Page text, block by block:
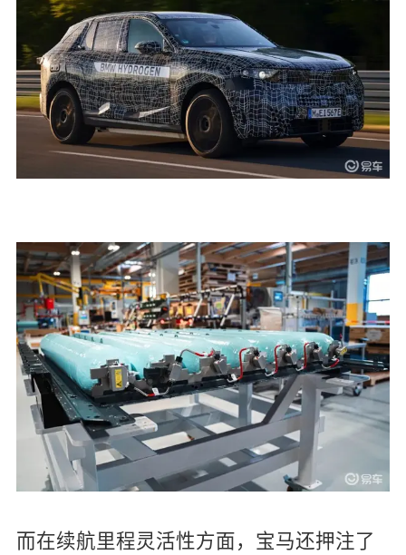
而在续航里程灵活性方面，宝马还押注了